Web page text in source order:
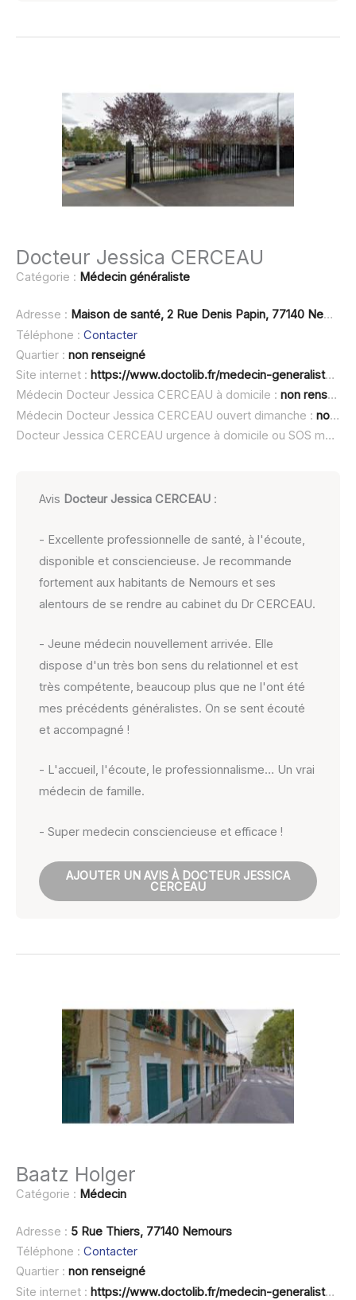
Docteur Jessica CERCEAU
Catégorie : Médecin généraliste
Adresse : Maison de santé, 2 Rue Denis Papin, 77140 Nemours
Téléphone : Contacter
Quartier : non renseigné
Site internet : https://www.doctolib.fr/medecin-generaliste/nemours/jessica-cerceau
Médecin Docteur Jessica CERCEAU à domicile : non renseigné
Médecin Docteur Jessica CERCEAU ouvert dimanche : non renseigné
Docteur Jessica CERCEAU urgence à domicile ou SOS médecin :
Avis Docteur Jessica CERCEAU :
- Excellente professionnelle de santé, à l'écoute,
disponible et consciencieuse. Je recommande
fortement aux habitants de Nemours et ses
alentours de se rendre au cabinet du Dr CERCEAU.
- Jeune médecin nouvellement arrivée. Elle
dispose d'un très bon sens du relationnel et est
très compétente, beaucoup plus que ne l'ont été
mes précédents généralistes. On se sent écouté
et accompagné !
- L'accueil, l'écoute, le professionnalisme… Un vrai
médecin de famille.
- Super medecin consciencieuse et efficace !
AJOUTER UN AVIS À DOCTEUR JESSICA
CERCEAU
Baatz Holger
Catégorie : Médecin
Adresse : 5 Rue Thiers, 77140 Nemours
Téléphone : Contacter
Quartier : non renseigné
Site internet : https://www.doctolib.fr/medecin-generaliste/nemours/holger-baatz